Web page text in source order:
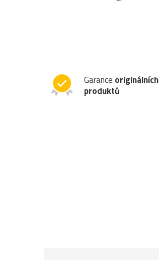
Garance originálních
produktů